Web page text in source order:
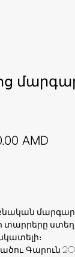
AMD
տարրերը
Գարուն